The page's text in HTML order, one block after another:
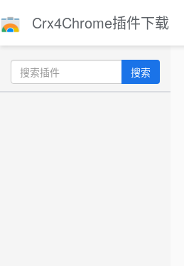
Crx4Chrome插件下载
搜索